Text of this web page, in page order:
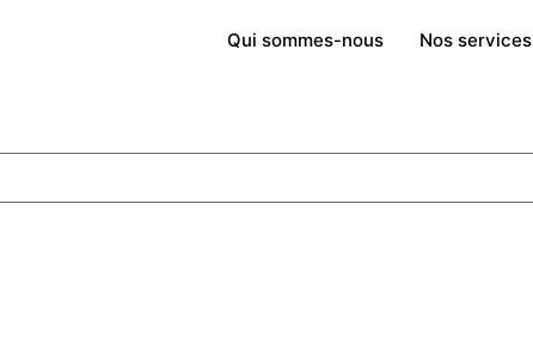
Qui sommes-nous Nos services